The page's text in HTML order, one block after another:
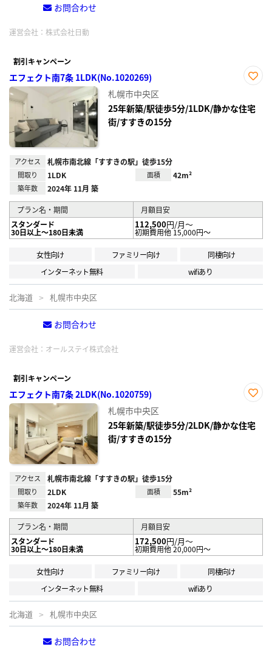
お問合わせ
運営会社： 株式会社日動
割引キャンペーン
エフェクト南7条 1LDK(No.1020269)
り登
録
札幌市中央区
25年新築/駅徒歩5分/1LDK/静かな住宅
街/すすきの15分
アクセス 札幌市南北線「すすきの駅」徒歩15分
間取り 1LDK 面積 42m²
築年数 2024年 11月 築
プラン名・期間
月額目安
スタンダード
30日以上～180日未満
112,500円/月～
初期費用他 15,000円～
女性向け ファミリー向け
同棲向け
インターネット無料
wifiあり
北海道 札幌市中央区
お問合わせ
運営会社： オールステイ株式会社
割引キャンペーン
エフェクト南7条 2LDK(No.1020759)
り登
録
札幌市中央区
25年新築/駅徒歩5分/2LDK/静かな住宅
街/すすきの15分
アクセス 札幌市南北線「すすきの駅」徒歩15分
間取り 2LDK 面積 55m²
築年数 2024年 11月 築
プラン名・期間
月額目安
スタンダード
30日以上～180日未満
172,500円/月～
初期費用他 20,000円～
女性向け ファミリー向け
同棲向け
インターネット無料
wifiあり
北海道 札幌市中央区
お問合わせ